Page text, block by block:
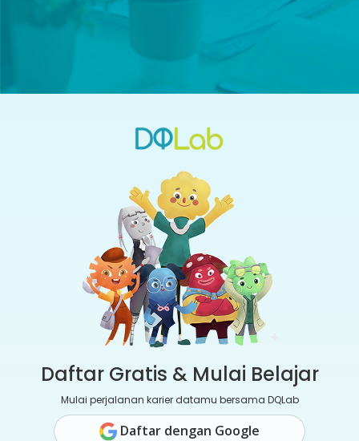
Daftar Gratis & Mulai Belajar
Mulai perjalanan karier datamu bersama DQLab
Daftar dengan Google